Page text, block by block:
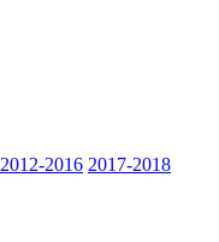
2012-2016 2017-2018